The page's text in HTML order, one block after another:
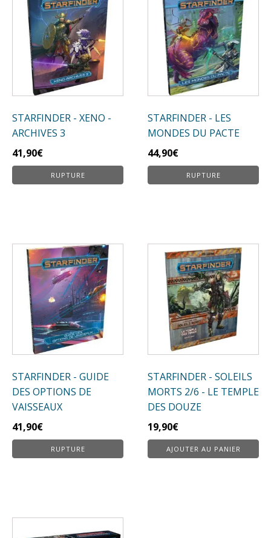
STARFINDER - XENO -
ARCHIVES 3
41,90€
RUPTURE
STARFINDER - LES
MONDES DU PACTE
44,90€
RUPTURE
STARFINDER - GUIDE
DES OPTIONS DE
VAISSEAUX
41,90€
RUPTURE
STARFINDER - SOLEILS
MORTS 2/6 - LE TEMPLE
DES DOUZE
19,90€
AJOUTER AU PANIER